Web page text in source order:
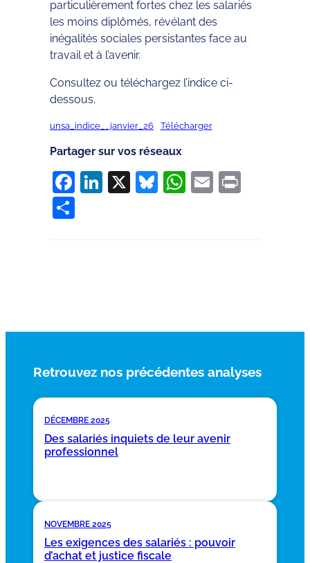
particulièrement fortes chez les salariés
les moins diplômés, révélant des
inégalités sociales persistantes face au
travail et à l’avenir.
Consultez ou téléchargez l’indice ci-
dessous.
unsa_indice__janvier_26 Télécharger
Partager sur vos réseaux
Facebook
LinkedIn
X Bluesky
WhatsApp
Email
Retrouvez nos précédentes analyses
DÉCEMBRE 2025
Des salariés inquiets de leur avenir
professionnel
NOVEMBRE 2025
Les exigences des salariés : pouvoir
d’achat et justice fiscale